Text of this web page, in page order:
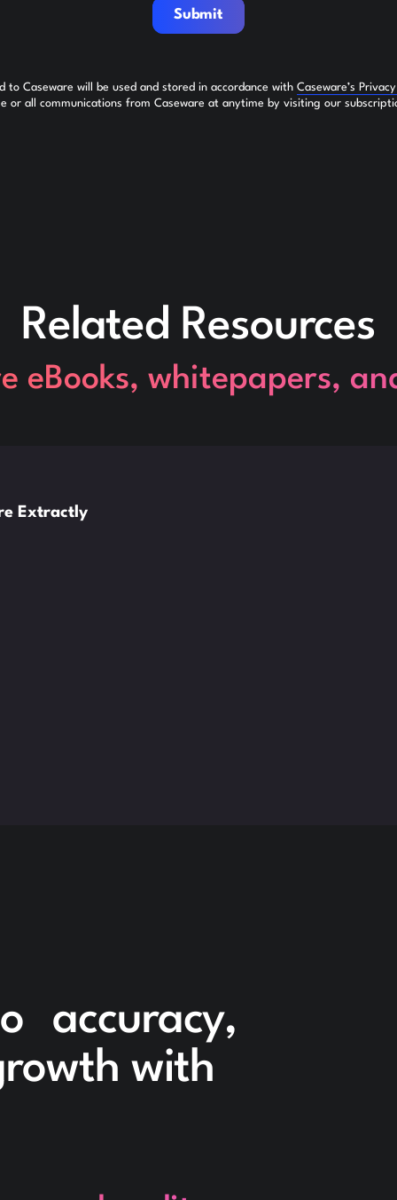
Submit
Caseware will be used and stored in accordance with Caseware’s
or all communications from Caseware at anytime by visiting our
Related Resources
eBooks, whitepapers,
Extractly
accuracy,
with